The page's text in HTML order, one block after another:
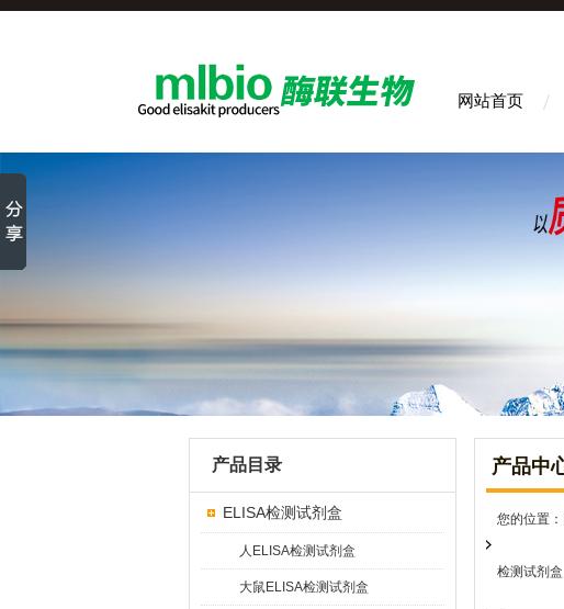
网站首页
产品目录
ELISA检测试剂盒
人ELISA检测试剂盒
大鼠ELISA检测试剂盒
产品中
您的位置：
检测试剂盒